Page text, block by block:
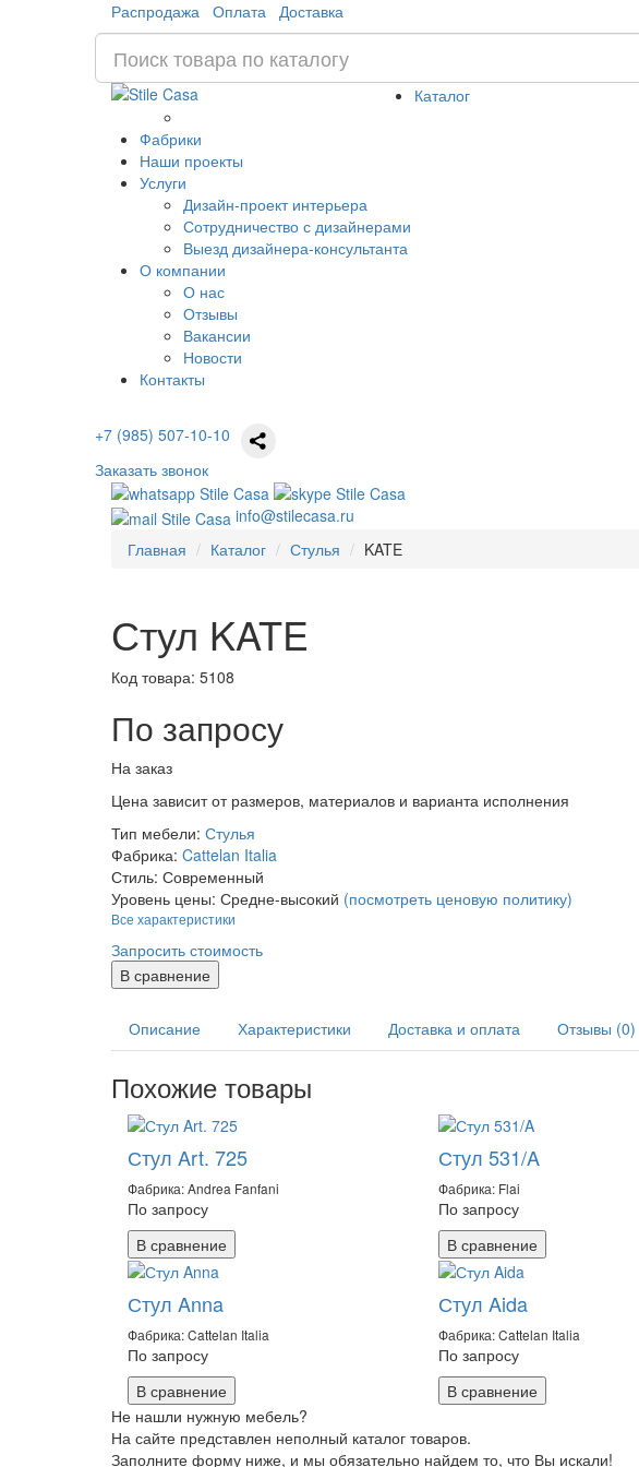
Распродажа Оплата Доставка
Каталог
Фабрики
Наши проекты
Услуги
Дизайн-проект интерьера
Сотрудничество с дизайнерами
Выезд дизайнера-консультанта
О компании
О нас
Отзывы
Вакансии
Новости
Контакты
+7 (985) 507-10-10
Заказать звонок
info@stilecasa.ru
Главная
Каталог Стулья KATE
Стул KATE
Код товара: 5108
По запросу
На заказ
Цена зависит от размеров, материалов и варианта исполнения
Тип мебели: Стулья
Фабрика: Cattelan Italia
Стиль: Современный
Уровень цены: Средне-высокий (посмотреть ценовую политику)
Все характеристики
Запросить стоимость
В сравнение
Описание Характеристики Доставка и оплата Отзывы (0)
Похожие товары
Стул Art. 725
Фабрика: Andrea Fanfani
По запросу
В сравнение
Стул 531/A
Фабрика: Flai
По запросу
В сравнение
Стул Anna
Фабрика: Cattelan Italia
По запросу
В сравнение
Стул Aida
Фабрика: Cattelan Italia
По запросу
В сравнение
Не нашли нужную мебель?
На сайте представлен неполный каталог товаров.
Заполните форму ниже, и мы обязательно найдем то, что Вы искали!